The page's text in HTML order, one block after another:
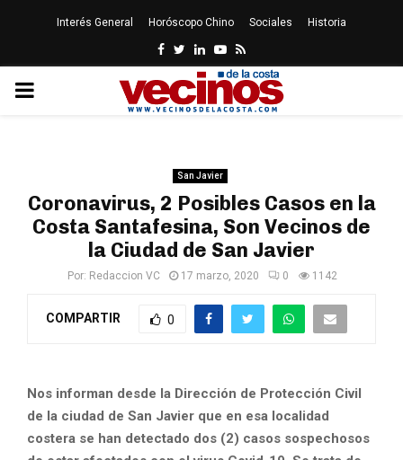
Interés General Horóscopo Chino Sociales Historia
Facebook
Twitter
LinkedinYoutube
Rss
PRIMARY
San Javier
Coronavirus, 2 Posibles Casos en la
Costa Santafesina, Son Vecinos de
la Ciudad de San Javier
Por: Redaccion VC 17 marzo, 2020 0 1142
COMPARTIR 0
Nos informan desde la Dirección de Protección Civil
de la ciudad de San Javier que en esa localidad
costera se han detectado dos (2) casos sospechosos